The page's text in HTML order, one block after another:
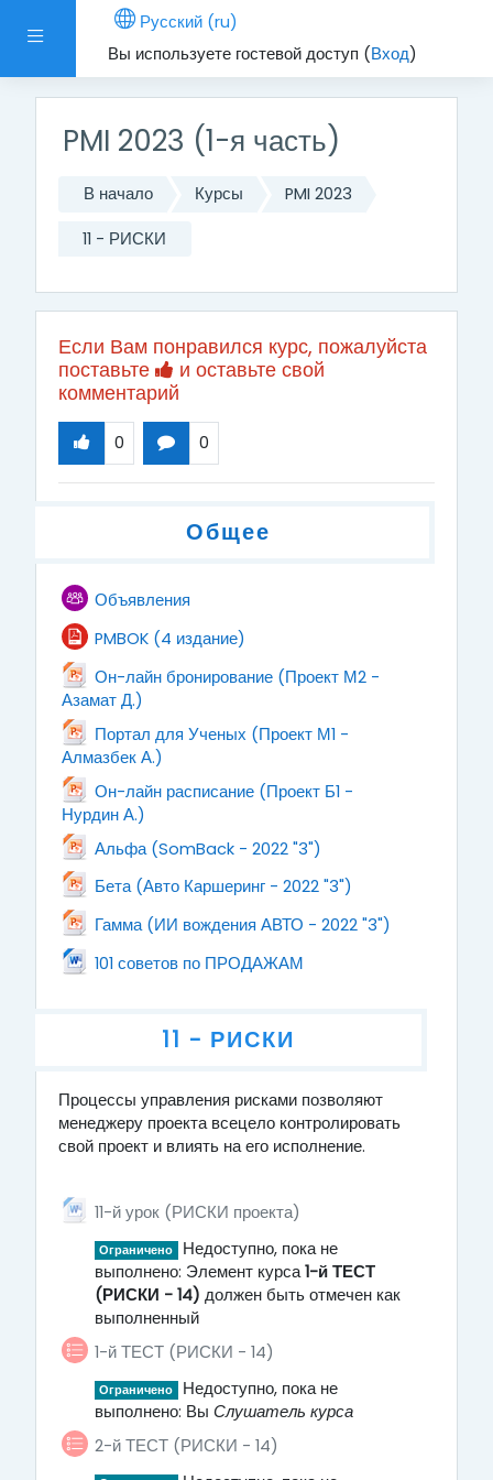
Боковая панель
Русский ‎(ru)‎
Вы используете гостевой доступ (Вход)
Перейти к основному содержанию
PMI 2023 (1-я часть)
В начало Курсы PMI 2023
11 - РИСКИ
Если Вам понравился курс, пожалуйста
поставьте
и оставьте свой
комментарий
0 0
Общее
ОбъявленияФорум
PMBOK (4 издание)
Он-лайн бронирование (Проект М2 -
Азамат Д.)
Портал для Ученых (Проект М1 -
Алмазбек А.)
Он-лайн расписание (Проект Б1 -
Нурдин А.)
Альфа (SomBack - 2022 "3")
Бета (Авто Каршеринг - 2022 "3")
Гамма (ИИ вождения АВТО - 2022 "3")
101 советов по ПРОДАЖАМФайл
11 - РИСКИ
11 - РИСКИ
Процессы управления рисками позволяют
менеджеру проекта всецело контролировать
свой проект и влиять на его исполнение.
11-й урок (РИСКИ проекта)
Ограничено Недоступно, пока не
выполнено: Элемент курса1-й ТЕСТ
(РИСКИ - 14) должен быть отмечен как
выполненный
1-й ТЕСТ (РИСКИ - 14)
Ограничено Недоступно, пока не
выполнено: Вы Слушатель курса
2-й ТЕСТ (РИСКИ - 14)